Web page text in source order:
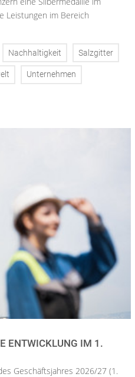
Leistungen im Bereich
Nachhaltigkeit Salzgitter
Unternehmen
ENTWICKLUNG IM 1.
Geschäftsjahres 2026/27 (1.